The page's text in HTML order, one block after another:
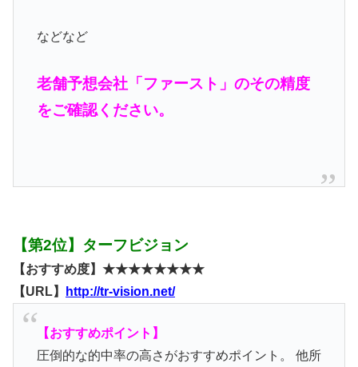
などなど
老舗予想会社「ファースト」のその精度
をご確認ください。
【第2位】ターフビジョン
【おすすめ度】★★★★★★★★
【URL】
http://tr-vision.net/
【おすすめポイント】
圧倒的な的中率の高さがおすすめポイント。 他所